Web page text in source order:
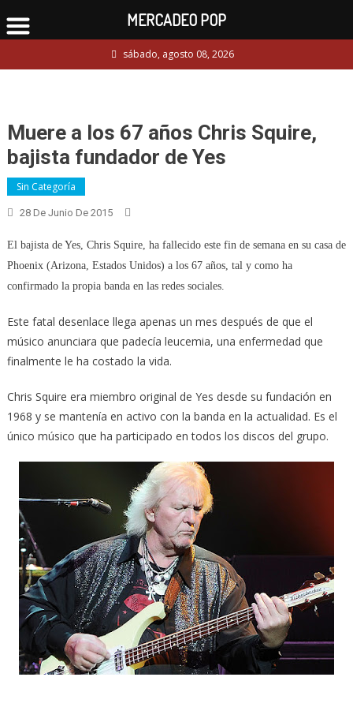
to
sábado, agosto 08, 2026
Muere a los 67 años Chris Squire,
bajista fundador de Yes
Sin Categoría
28 De Junio De 2015
El bajista de Yes, Chris Squire, ha fallecido este fin de semana en su casa de
Phoenix (Arizona, Estados Unidos) a los 67 años, tal y como ha
confirmado la propia banda en las redes sociales.
Este fatal desenlace llega apenas un mes después de que el
músico anunciara que padecía leucemia, una enfermedad que
finalmente le ha costado la vida.
Chris Squire era miembro original de Yes desde su fundación en
1968 y se mantenía en activo con la banda en la actualidad. Es el
único músico que ha participado en todos los discos del grupo.
MERCADEO POP